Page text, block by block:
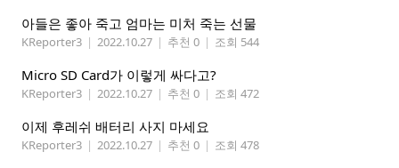
아들은 좋아 죽고 엄마는 미처 죽는 선물
KReporter3 | 2022.10.27 | 추천 0 | 조회 544
Micro SD Card가 이렇게 싸다고?
KReporter3 | 2022.10.27 | 추천 0 | 조회 472
이제 후레쉬 배터리 사지 마세요
KReporter3 | 2022.10.27 | 추천 0 | 조회 478